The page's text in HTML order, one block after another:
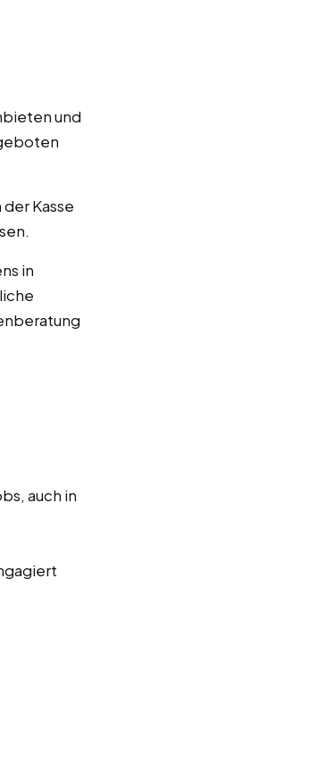
und
Kasse
in
auch in